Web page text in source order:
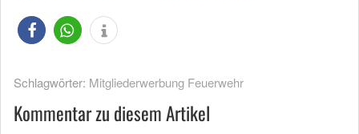
Schlagwörter: Mitgliederwerbung Feuerwehr
Kommentar zu diesem Artikel